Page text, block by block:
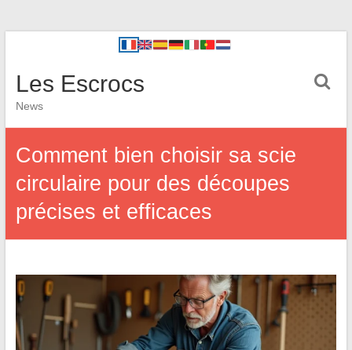
Les Escrocs
News
Comment bien choisir sa scie
circulaire pour des découpes
précises et efficaces